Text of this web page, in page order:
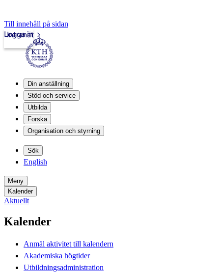
Till innehåll på sidan
Intranät
Logga in
Din anställning
Stöd och service
Utbilda
Forska
Organisation och styrning
Sök
English
Meny
Kalender
Aktuellt
Kalender
Anmäl aktivitet till kalendern
Akademiska högtider
Utbildningsadministration